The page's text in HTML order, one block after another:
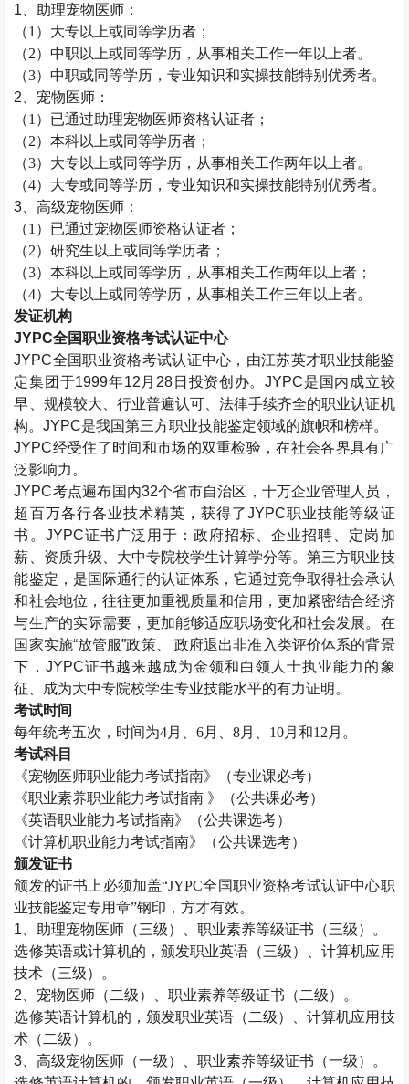
1、助理宠物医师：
（1）大专以上或同等学历者；
（2）中职以上或同等学历，从事相关工作一年以上者。
（3）中职或同等学历，专业知识和实操技能特别优秀者。
2、宠物医师：
（1）已通过助理宠物医师资格认证者；
（2）本科以上或同等学历者；
（3）大专以上或同等学历，从事相关工作两年以上者。
（4）大专或同等学历，专业知识和实操技能特别优秀者。
3、高级宠物医师：
（1）已通过宠物医师资格认证者；
（2）研究生以上或同等学历者；
（3）本科以上或同等学历，从事相关工作两年以上者；
（4）大专以上或同等学历，从事相关工作三年以上者。
发证机构
JYPC全国职业资格考试认证中心
JYPC全国职业资格考试认证中心，由江苏英才职业技能鉴
定集团于1999年12月28日投资创办。JYPC是国内成立较
早、规模较大、行业普遍认可、法律手续齐全的职业认证机
构。JYPC是我国第三方职业技能鉴定领域的旗帜和榜样。
JYPC经受住了时间和市场的双重检验，在社会各界具有广
泛影响力。
JYPC考点遍布国内32个省市自治区，十万企业管理人员，
超百万各行各业技术精英，获得了JYPC职业技能等级证
书。JYPC证书广泛用于：政府招标、企业招聘、定岗加
薪、资质升级、大中专院校学生计算学分等。第三方职业技
能鉴定，是国际通行的认证体系，它通过竞争取得社会承认
和社会地位，往往更加重视质量和信用，更加紧密结合经济
与生产的实际需要，更加能够适应职场变化和社会发展。在
国家实施“放管服”政策、 政府退出非准入类评价体系的背景
下，JYPC证书越来越成为金领和白领人士执业能力的象
征、成为大中专院校学生专业技能水平的有力证明。
考试时间
每年统考五次，时间为4月、6月、8月、10月和12月。
考试科目
《宠物医师职业能力考试指南》（专业课必考）
《职业素养职业能力考试指南 》（公共课必考）
《英语职业能力考试指南》（公共课选考）
《计算机职业能力考试指南》（公共课选考）
颁发证书
颁发的证书上必须加盖“JYPC全国职业资格考试认证中心职
业技能鉴定专用章”钢印，方才有效。
1、助理宠物医师（三级）、职业素养等级证书（三级）。
选修英语或计算机的，颁发职业英语（三级）、计算机应用
技术（三级）。
2、宠物医师（二级）、职业素养等级证书（二级）。
选修英语计算机的，颁发职业英语（二级）、计算机应用技
术（二级）。
3、高级宠物医师（一级）、职业素养等级证书（一级）。